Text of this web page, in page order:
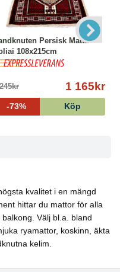
Persisk Matta
108x215cm
1 165kr
-73% Köp
kvalitet i en mängd
hittar du mattor för alla
Välj bl.a. bland
ryamattor, koskinn, äkta
kelim.